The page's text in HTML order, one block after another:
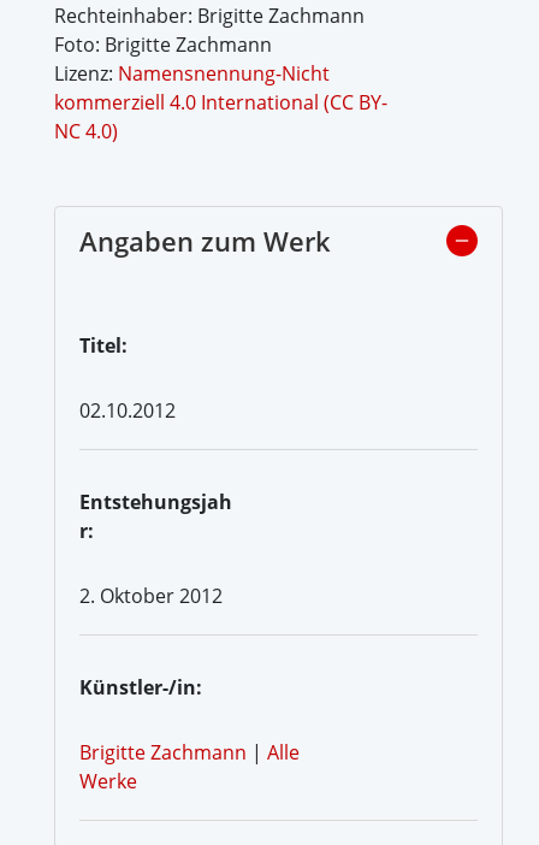
Rechteinhaber: Brigitte Zachmann
Foto: Brigitte Zachmann
Lizenz: Namensnennung-Nicht
kommerziell 4.0 International (CC BY-
NC 4.0)
Angaben zum Werk
Titel:
02.10.2012
Entstehungsjah
r:
2. Oktober 2012
Künstler-/in:
Brigitte Zachmann | Alle
Werke